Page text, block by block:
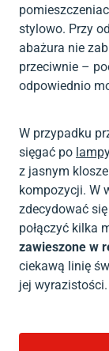
stylowo. Przy
abażura nie
przeciwnie –
odpowiednio
W przypadku
sięgać po
z jasnym
kompozycji. W
zdecydować
połączyć kilka
zawieszone w
ciekawą linię
jej wyrazistości.